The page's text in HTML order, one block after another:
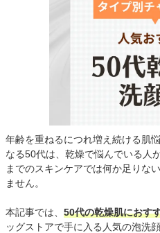
年齢を重ねるにつれ増え続ける肌
なる50代は、乾燥で悩んでいる人
までのスキンケアでは何か足りな
ません。
本記事では、 50代の乾燥肌におす
ッグストアで手に入る人気の泡洗